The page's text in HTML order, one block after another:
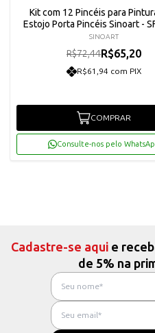
Kit com 12 Pincéis para
Estojo Porta Pincéis Sinoart -
SINOART
R$72,44R$65,20
R$61,94 com PIX
COMPRAR
Consulte-nos pelo
Cadastre-se aqui e
de 5% na